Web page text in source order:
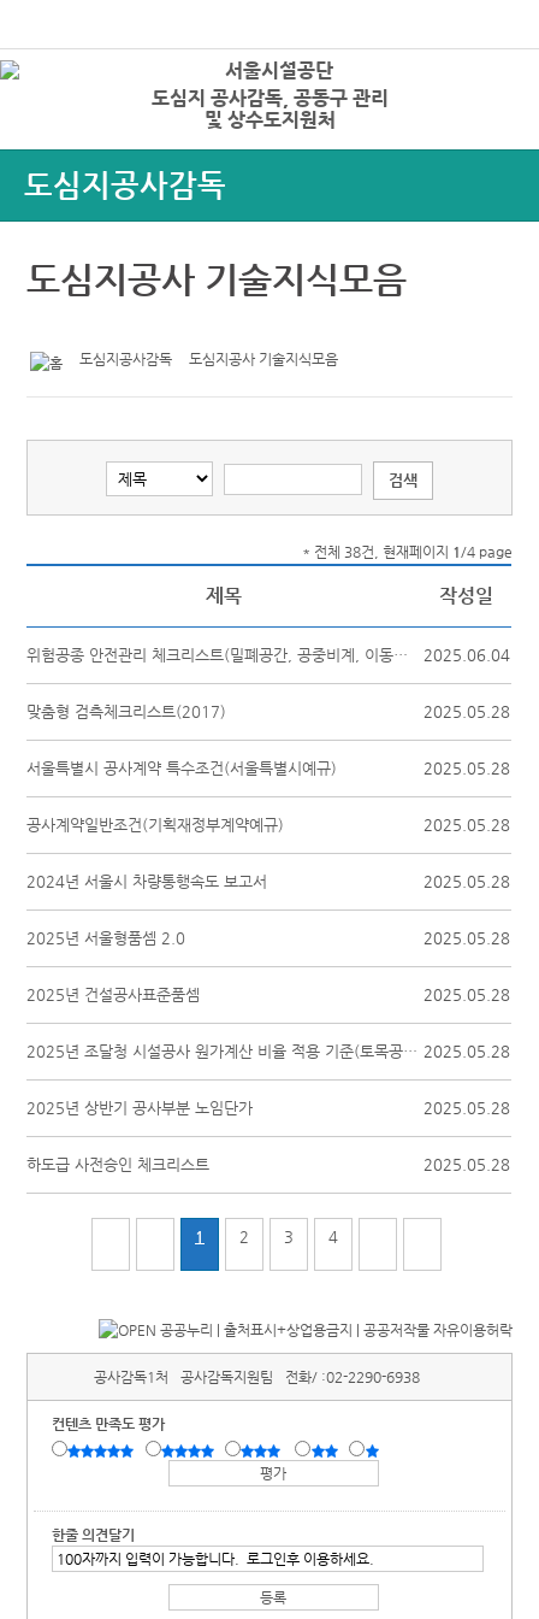
도심지 공사감독, 공동구 관리
및 상수도지원처
도심지공사감독
도심지공사 기술지식모음
도심지공사감독 도심지공사 기술지식모음
* 전체 38건, 현재페이지 1/4 page
제목 작성일
위험공종 안전관리 체크리스트(밀폐공간, 공중비계, 이동식비계) 2025.06.04
맞춤형 검측체크리스트(2017) 2025.05.28
서울특별시 공사계약 특수조건(서울특별시예규) 2025.05.28
공사계약일반조건(기획재정부계약예규) 2025.05.28
2024년 서울시 차량통행속도 보고서 2025.05.28
2025년 서울형품셈 2.0 2025.05.28
2025년 건설공사표준품셈 2025.05.28
2025년 조달청 시설공사 원가계산 비율 적용 기준(토목공사) 2025.05.28
2025년 상반기 공사부분 노임단가 2025.05.28
하도급 사전승인 체크리스트 2025.05.28
1 2 3 4
공사감독1처 공사감독지원팀 전화/ :02-2290-6938
컨텐츠 만족도 평가
한줄 의견달기